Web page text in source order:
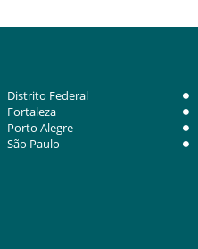
Distrito Federal
Fortaleza
Porto Alegre
São Paulo